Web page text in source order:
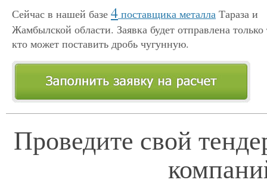
Сейчас в нашей базе 4 поставщика металла Тараза и
Жамбылской области. Заявка будет отправлена только
кто может поставить дробь чугунную.
Проведите свой